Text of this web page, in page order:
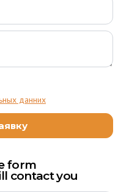
данних
form
contact you